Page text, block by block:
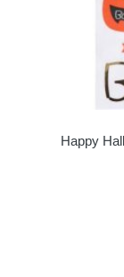
Happy